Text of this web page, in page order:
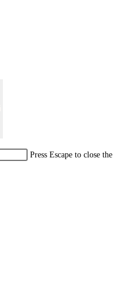
Press Escape to close the